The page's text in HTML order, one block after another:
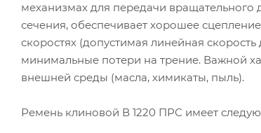
механизмах для передачи
сечения, обеспечивает хорошее
скоростях (допустимая линейная
минимальные потери на трение. Важной
внешней среды (масла, химикаты, пыль).
Ремень клиновой В 1220 ПРС имеет